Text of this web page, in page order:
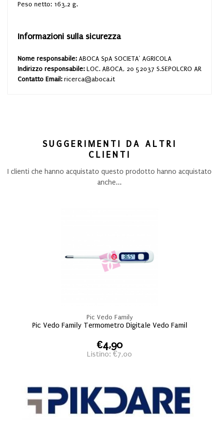
Peso netto: 163,2 g.
Informazioni sulla sicurezza
Nome responsabile: ABOCA SpA SOCIETA' AGRICOLA
Indirizzo responsabile: LOC. ABOCA, 20 52037 S.SEPOLCRO AR
Contatto Email: ricerca@aboca.it
SUGGERIMENTI DA ALTRI
CLIENTI
I clienti che hanno acquistato questo prodotto hanno acquistato
anche...
Pic Vedo Family
Pic Vedo Family Termometro Digitale Vedo Famil
€4,90
Listino: €7,00